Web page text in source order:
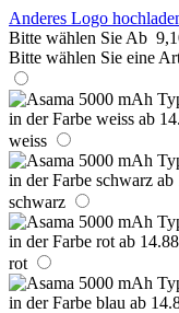
Anderes Logo
Bitte wählen Sie Ab
Bitte wählen Sie eine
weiss
schwarz
rot